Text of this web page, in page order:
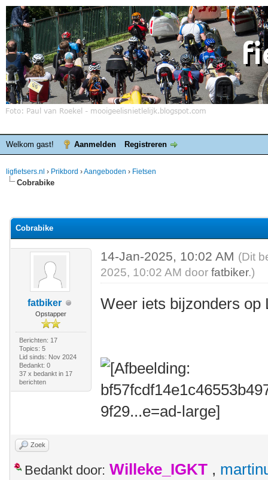
Welkom gast! Aanmelden Registreren
ligfietsers.nl › Prikbord ›Aangeboden › Fietsen
Cobrabike
Cobrabike
fatbiker
Opstapper
Berichten: 17
Topics: 5
Lid sinds: Nov 2024
Bedankt: 0
37 x bedankt in 17
berichten
14-Jan-2025, 10:02 AM (Dit
2025, 10:02 AM doorfatbiker.)
Weer iets bijzonders op
Zoek
Bedankt door: Willeke_IGKT ,